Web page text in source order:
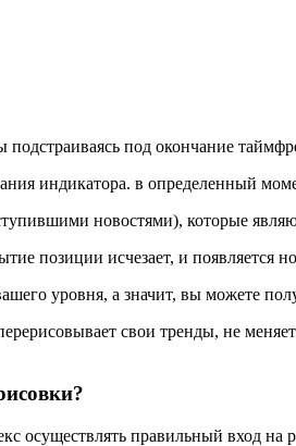
подстраиваясь под окончание
индикатора. в определенный
новостями), которые
позиции исчезает, и
уровня, а значит, вы можете
свои тренды, не
осуществлять правильный вход